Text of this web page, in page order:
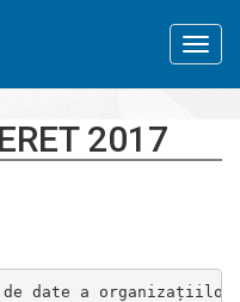
2017
date a organizațiilor